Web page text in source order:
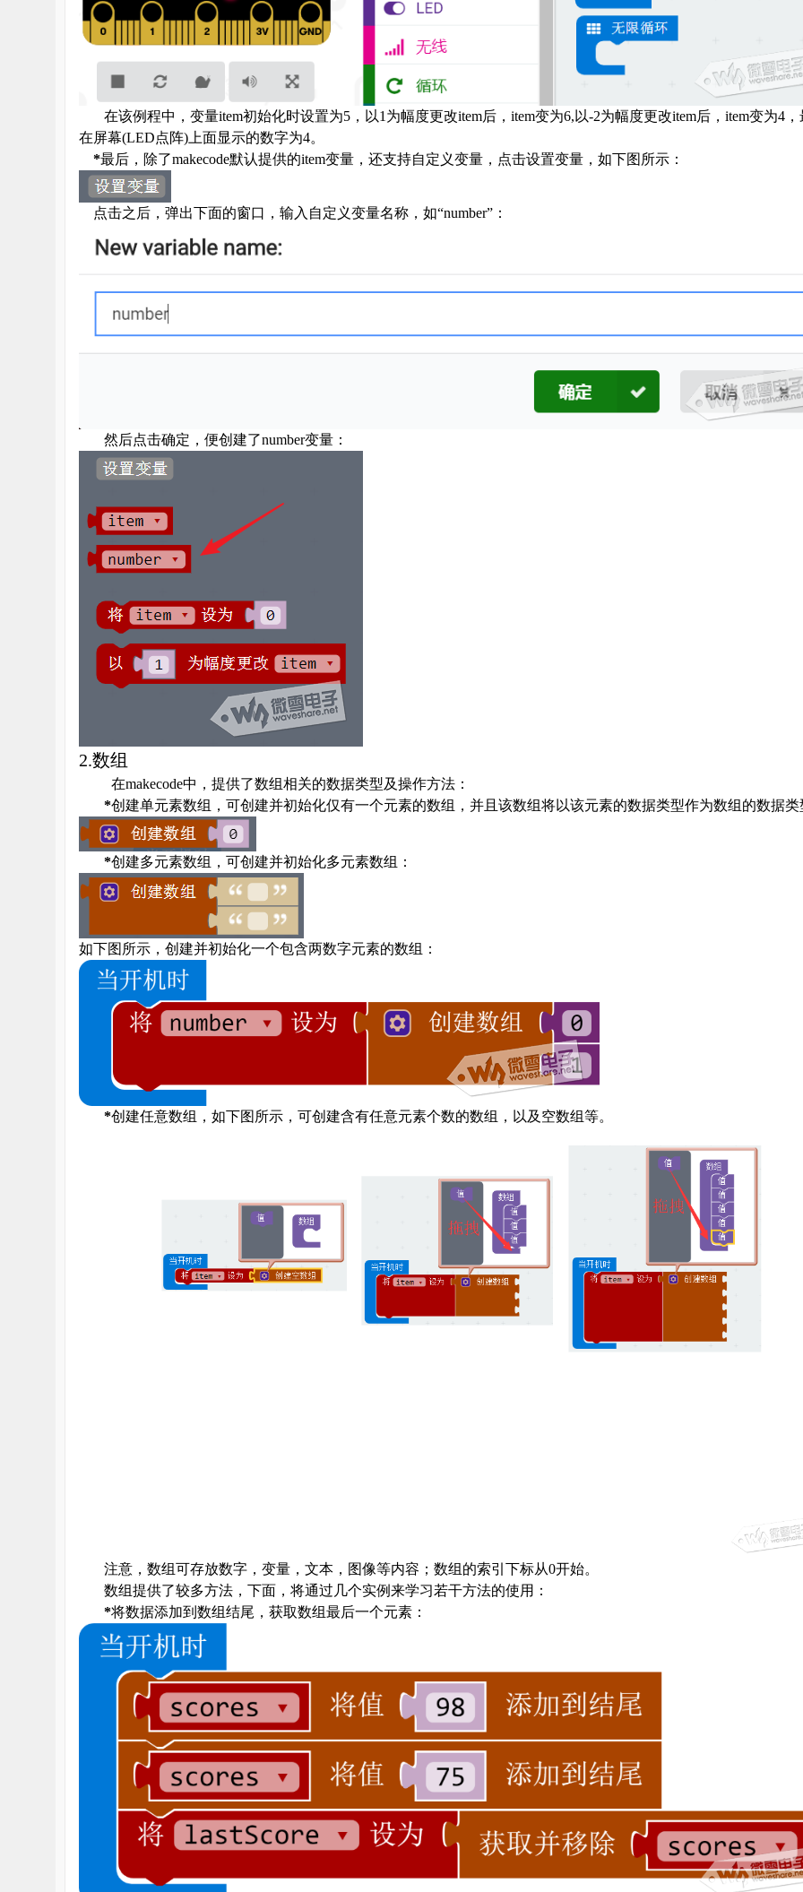
在该例程中，变量item初始化时设置为5 ，以1 为幅度更改item后， item变为6, 以-2为幅度更改item后， item变为4
在屏幕(LED点阵) 上面显示的数字为4。
*最后，除了makecode默认提供的item变量，还支持自定义变量，点击设置变量，如下图所示：
点击之后，弹出下面的窗口，输入自定义变量名称，如“number”：
然后点击确定，便创建了number变量：
2.数组
在makecode中，提供了数组相关的数据类型及操作方法：
*创建单元素数组，可创建并初始化仅有一个元素的数组，并且该数组将以该元素的数据类型作为数组的数据类
*创建多元素数组，可创建并初始化多元素数组：
如下图所示，创建并初始化一个包含两数字元素的数组：
*创建任意数组，如下图所示，可创建含有任意元素个数的数组，以及空数组等。
注意，数组可存放数字，变量，文本，图像等内容；数组的索引下标从0开始。
数组提供了较多方法，下面，将通过几个实例来学习若干方法的使用：
*将数据添加到数组结尾，获取数组最后一个元素：